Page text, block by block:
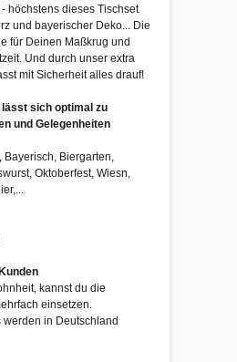
höchstens dieses Tischset
und bayerischer Deko... Die
für Deinen Maßkrug und
Und durch unser extra
mit Sicherheit alles drauf!
sich optimal zu
und Gelegenheiten
Bayerisch, Biergarten,
Oktoberfest, Wiesn,
kannst du die
einsetzen.
werden in Deutschland